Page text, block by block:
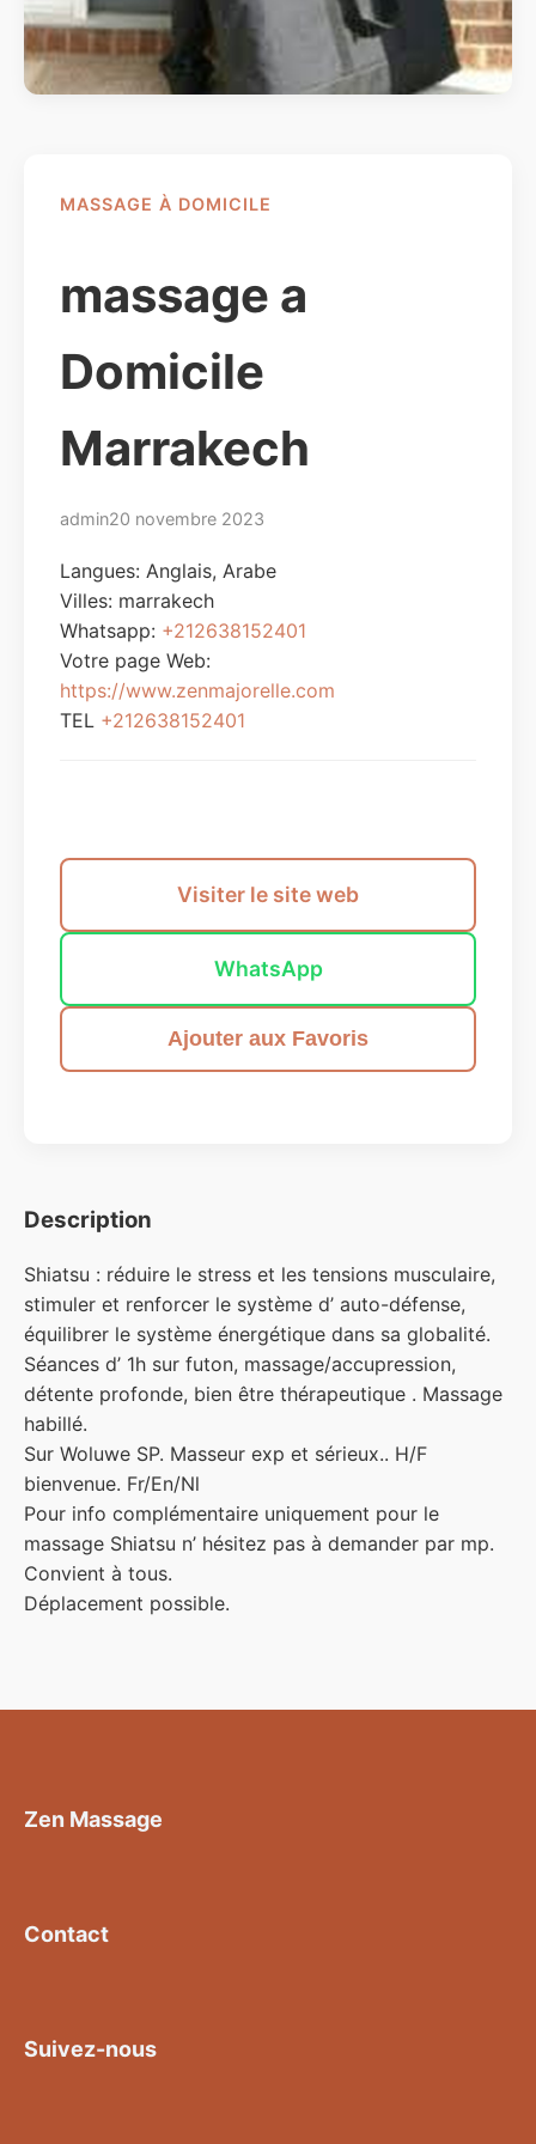
MASSAGE À DOMICILE
massage a
Domicile
Marrakech
admin20 novembre 2023
Langues: Anglais, Arabe
Villes: marrakech
Whatsapp: +212638152401
Votre page Web:
https://www.zenmajorelle.com
TEL +212638152401
Visiter le site web
WhatsApp
Ajouter aux Favoris
Description
Shiatsu : réduire le stress et les tensions musculaire,
stimuler et renforcer le système d’ auto-défense,
équilibrer le système énergétique dans sa globalité.
Séances d’ 1h sur futon, massage/accupression,
détente profonde, bien être thérapeutique . Massage
habillé.
Sur Woluwe SP. Masseur exp et sérieux.. H/F
bienvenue. Fr/En/Nl
Pour info complémentaire uniquement pour le
massage Shiatsu n’ hésitez pas à demander par mp.
Convient à tous.
Déplacement possible.
Zen Massage
Contact
Suivez-nous